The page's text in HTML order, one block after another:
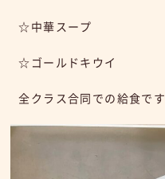
☆中華スープ
☆ゴールドキウイ
全クラス合同での給食です